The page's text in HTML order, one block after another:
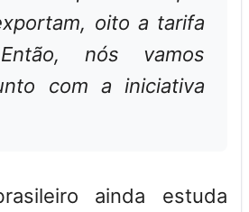
oito a tarifa
nós vamos
com a iniciativa
ainda estuda